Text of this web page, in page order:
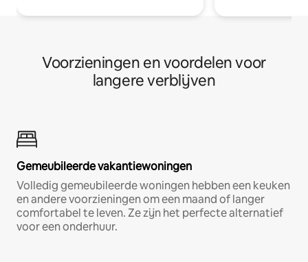
Voorzieningen en voordelen voor
langere verblijven
Gemeubileerde vakantiewoningen
Volledig gemeubileerde woningen hebben een keuken
en andere voorzieningen om een maand of langer
comfortabel te leven. Ze zijn het perfecte alternatief
voor een onderhuur.